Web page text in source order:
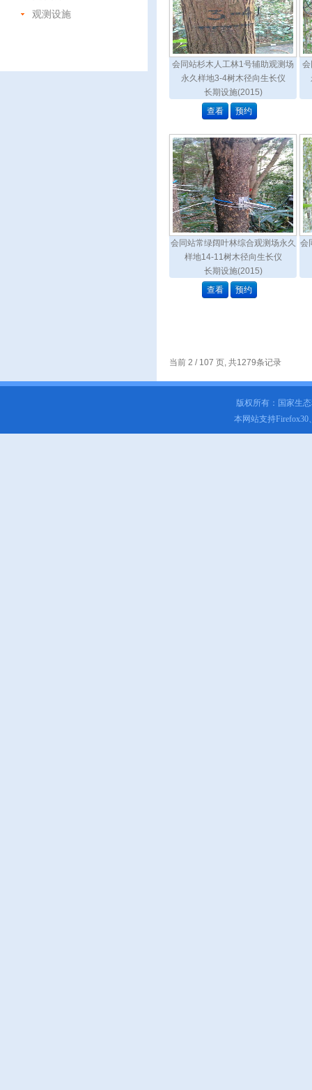
观测设施
会同站杉木人工林1号辅助观测场
永久样地3-4树木径向生长仪
长期设施(2015)
查看
预约
会同站常绿阔叶林综合观测场永久
样地14-11树木径向生长仪
长期设施(2015)
查看
预约
会
当前 2 / 107 页, 共1279条记录
版权所有：国家生
本网站支持